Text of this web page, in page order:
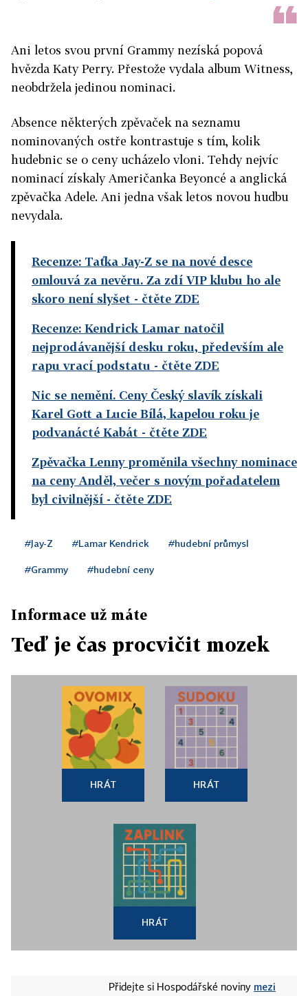
Ani letos svou první Grammy nezíská popová
hvězda Katy Perry. Přestože vydala album Witness,
neobdržela jedinou nominaci.
Absence některých zpěvaček na seznamu
nominovaných ostře kontrastuje s tím, kolik
hudebnic se o ceny ucházelo vloni. Tehdy nejvíc
nominací získaly Američanka Beyoncé a anglická
zpěvačka Adele. Ani jedna však letos novou hudbu
nevydala.
Recenze: Taťka Jay-Z se na nové desce
omlouvá za nevěru. Za zdí VIP klubu ho ale
skoro není slyšet - čtěte ZDE
Recenze: Kendrick Lamar natočil
nejprodávanější desku roku, především ale
rapu vrací podstatu - čtěte ZDE
Nic se nemění. Ceny Český slavík získali
Karel Gott a Lucie Bílá, kapelou roku je
podvanácté Kabát - čtěte ZDE
Zpěvačka Lenny proměnila všechny nominace
na ceny Anděl, večer s novým pořadatelem
byl civilnější - čtěte ZDE
#Jay-Z #Lamar Kendrick #hudební průmysl
#Grammy #hudební ceny
Informace už máte
Teď je čas procvičit mozek
HRÁT HRÁT
HRÁT
Přidejte si Hospodářské noviny mezi